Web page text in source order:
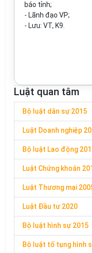
báo tỉnh;
- Lãnh đạo VP;
- Lưu: VT, K9.
Luật quan tâm
Bộ luật dân sự 2015
Luật Doanh nghiệp
Bộ luật Lao động
Luật Chứng khoán
Luật Thương mại
Luật Đầu tư 2020
Bộ luật hình sự 2015
Bộ luật tố tụng hình